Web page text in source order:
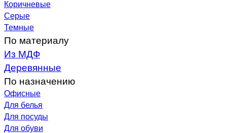
Коричневые
Серые
Темные
По материалу
Из МДФ
Деревянные
По назначению
Офисные
Для белья
Для посуды
Для обуви